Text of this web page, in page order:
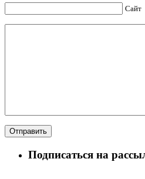
Сайт
Подписаться на